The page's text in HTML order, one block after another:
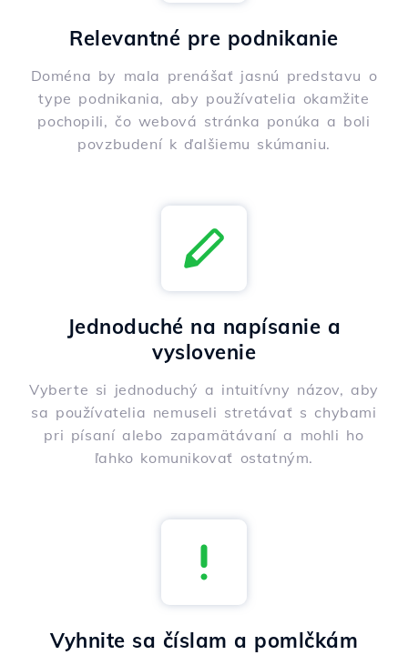
Relevantné pre podnikanie
Doména by mala prenášať jasnú predstavu o
type podnikania, aby používatelia okamžite
pochopili, čo webová stránka ponúka a boli
povzbudení k ďalšiemu skúmaniu.
Jednoduché na napísanie a
vyslovenie
Vyberte si jednoduchý a intuitívny názov, aby
sa používatelia nemuseli stretávať s chybami
pri písaní alebo zapamätávaní a mohli ho
ľahko komunikovať ostatným.
Vyhnite sa číslam a pomlčkám